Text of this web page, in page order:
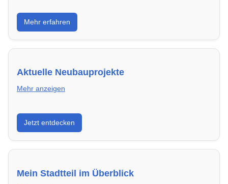
Erfahre, welche Nebenkosten rechtmäßig sind und
wie du deine monatliche Belastung optimieren
kannst.
Mehr erfahren
Aktuelle Neubauprojekte
Mehr anzeigen
Entdecke Neubauprojekte in Deutschland – modern,
energieeffizient und sofort bezugsfertig.
Jetzt entdecken
Mein Stadtteil im Überblick